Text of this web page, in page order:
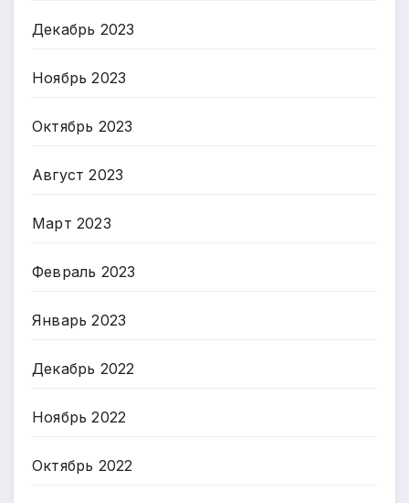
Декабрь 2023
Ноябрь 2023
Октябрь 2023
Август 2023
Март 2023
Февраль 2023
Январь 2023
Декабрь 2022
Ноябрь 2022
Октябрь 2022